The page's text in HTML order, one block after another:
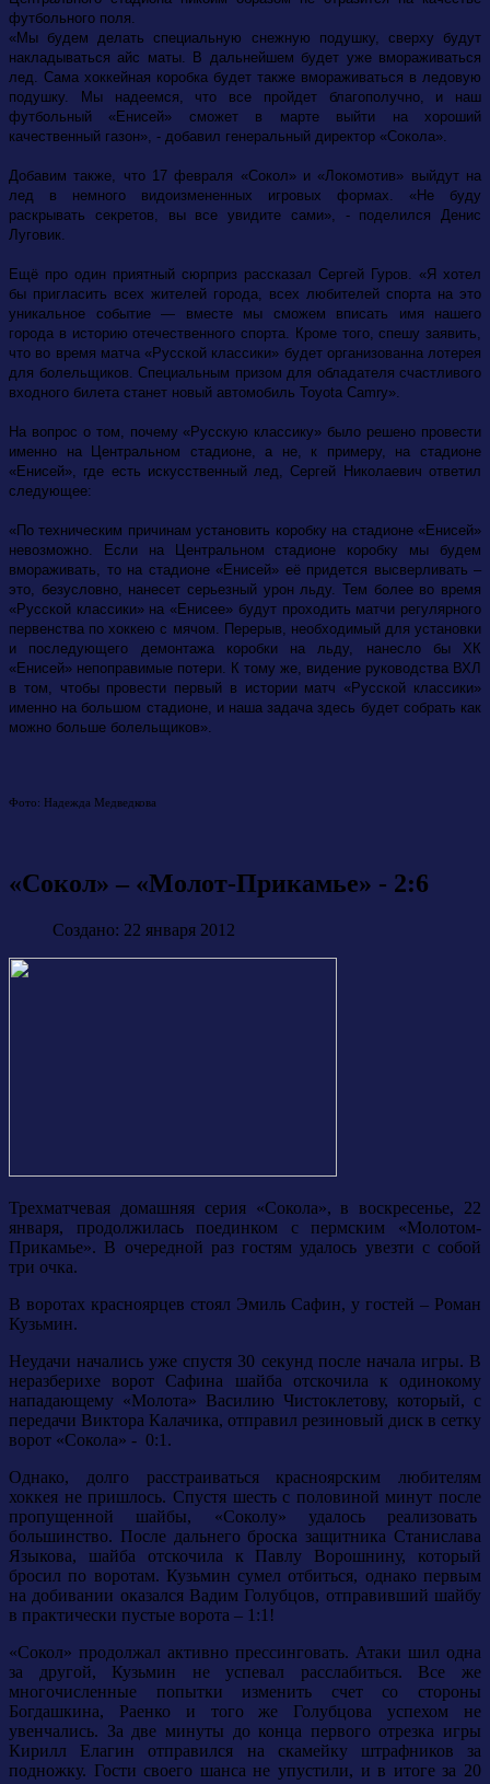
футбольного поля.
«Мы будем делать специальную снежную подушку, сверху будут
накладываться айс маты. В дальнейшем будет уже вмораживаться
лед. Сама хоккейная коробка будет также вмораживаться в ледовую
подушку. Мы надеемся, что все пройдет благополучно, и наш
футбольный «Енисей» сможет в марте выйти на хороший
качественный газон», - добавил генеральный директор «Сокола».
Добавим также, что 17 февраля «Сокол» и «Локомотив» выйдут на
лед в немного видоизмененных игровых формах. «Не буду
раскрывать секретов, вы все увидите сами», - поделился Денис
Луговик.
Ещё про один приятный сюрприз рассказал Сергей Гуров. «Я хотел
бы пригласить всех жителей города, всех любителей спорта на это
уникальное событие — вместе мы сможем вписать имя нашего
города в историю отечественного спорта. Кроме того, спешу заявить,
что во время матча «Русской классики» будет организованна лотерея
для болельщиков. Специальным призом для обладателя счастливого
входного билета станет новый автомобиль Toyota Camry».
На вопрос о том, почему «Русскую классику» было решено провести
именно на Центральном стадионе, а не, к примеру, на стадионе
«Енисей», где есть искусственный лед, Сергей Николаевич ответил
следующее:
«По техническим причинам установить коробку на стадионе «Енисей»
невозможно. Если на Центральном стадионе коробку мы будем
вмораживать, то на стадионе «Енисей» её придется высверливать –
это, безусловно, нанесет серьезный урон льду. Тем более во время
«Русской классики» на «Енисее» будут проходить матчи регулярного
первенства по хоккею с мячом. Перерыв, необходимый для установки
и последующего демонтажа коробки на льду, нанесло бы ХК
«Енисей» непоправимые потери. К тому же, видение руководства ВХЛ
в том, чтобы провести первый в истории матч «Русской классики»
именно на большом стадионе, и наша задача здесь будет собрать как
можно больше болельщиков».
Фото: Надежда Медведкова
«Сокол» – «Молот-Прикамье» - 2:6
Создано: 22 января 2012
Трехматчевая домашняя серия «Сокола», в воскресенье, 22
января, продолжилась поединком с пермским «Молотом-
Прикамье». В очередной раз гостям удалось увезти с собой
три очка.
В воротах красноярцев стоял Эмиль Сафин, у гостей – Роман
Кузьмин.
Неудачи начались уже спустя 30 секунд после начала игры. В
неразберихе ворот Сафина шайба отскочила к одинокому
нападающему «Молота» Василию Чистоклетову, который, с
передачи Виктора Калачика, отправил резиновый диск в сетку
ворот «Сокола» - 0:1.
Однако, долго расстраиваться красноярским любителям
хоккея не пришлось. Спустя шесть с половиной минут после
пропущенной шайбы, «Соколу» удалось реализовать
большинство. После дальнего броска защитника Станислава
Языкова, шайба отскочила к Павлу Ворошнину, который
бросил по воротам. Кузьмин сумел отбиться, однако первым
на добивании оказался Вадим Голубцов, отправивший шайбу
в практически пустые ворота – 1:1!
«Сокол» продолжал активно прессинговать. Атаки шил одна
за другой, Кузьмин не успевал расслабиться. Все же
многочисленные попытки изменить счет со стороны
Богдашкина, Раенко и того же Голубцова успехом не
увенчались. За две минуты до конца первого отрезка игры
Кирилл Елагин отправился на скамейку штрафников за
подножку. Гости своего шанса не упустили, и в итоге за 20